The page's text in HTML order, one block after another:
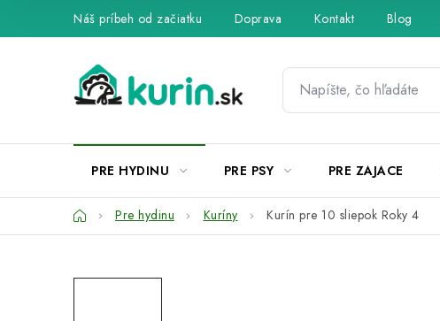
Náš príbeh od začiatku Doprava Kontakt Blog
PRE HYDINU PRE PSY PRE ZAJACE
DomovPre hydinu Kuríny Kurín pre 10 sliepok Roky 4